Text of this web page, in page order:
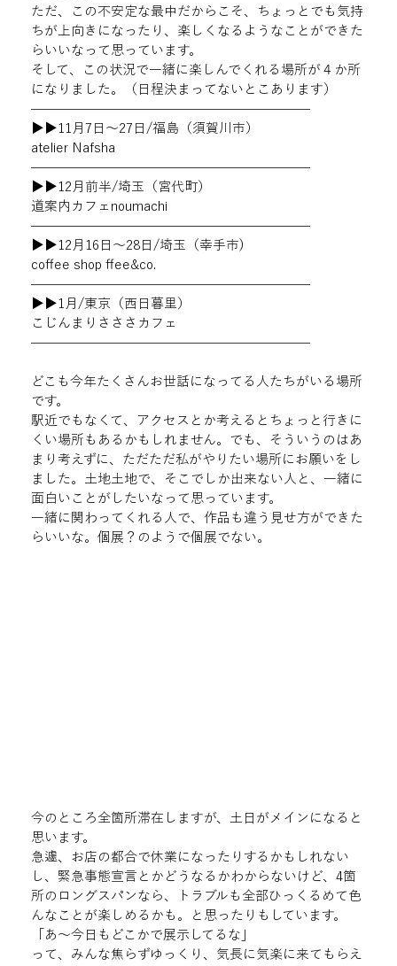
ただ、この不安定な最中だからこそ、ちょっとでも気持
ちが上向きになったり、楽しくなるようなことができた
らいいなって思っています。
そして、この状況で一緒に楽しんでくれる場所が４か所
になりました。（日程決まってないとこあります）
—————————————————————
▶︎ ▶︎11月7日〜27日/福島（須賀川市）
atelier Nafsha
—————————————————————
▶︎ ▶︎12月前半/埼玉（宮代町）
道案内カフェnoumachi
—————————————————————
▶︎ ▶︎12月16日〜28日/埼玉（幸手市)
coffee shop ffee&co.
—————————————————————
▶︎ ▶︎1月/東京（西日暮里）
こじんまりさささカフェ
—————————————————————
どこも今年たくさんお世話になってる人たちがいる場所
です。
駅近でもなくて、アクセスとか考えるとちょっと行きに
くい場所もあるかもしれません。でも、そういうのはあ
まり考えずに、ただただ私がやりたい場所にお願いをし
ました。土地土地で、そこでしか出来ない人と、一緒に
面白いことがしたいなって思っています。
一緒に関わってくれる人で、作品も違う見せ方ができた
らいいな。個展？のようで個展でない。
今のところ全箇所滞在しますが、土日がメインになると
思います。
急遽、お店の都合で休業になったりするかもしれない
し、緊急事態宣言とかどうなるかわからないけど、4箇
所のロングスパンなら、トラブルも全部ひっくるめて色
んなことが楽しめるかも。と思ったりもしています。
「あ〜今日もどこかで展示してるな」
って、みんな焦らずゆっくり、気長に気楽に来てもらえ